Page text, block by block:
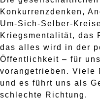
Konkurrenzdenken,
Um-Sich-Selber-
Kriegsmentalität, das
das alles wird in der
Öffentlichkeit – für
vorangetrieben. Viele
und es führt uns als
schlechte Richtung.